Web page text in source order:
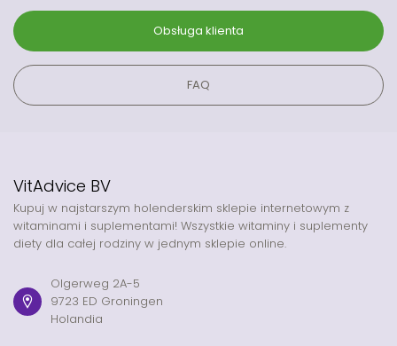
Obsługa klienta
FAQ
VitAdvice BV
Kupuj w najstarszym holenderskim sklepie internetowym z
witaminami i suplementami! Wszystkie witaminy i suplementy
diety dla całej rodziny w jednym sklepie online.
Olgerweg 2A-5
9723 ED Groningen
Holandia